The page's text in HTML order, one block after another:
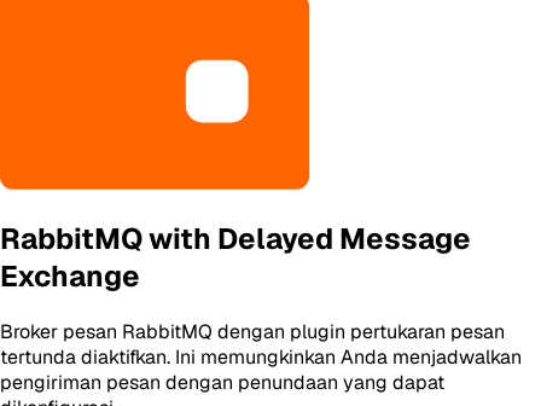
RabbitMQ with Delayed Message
Exchange
Broker pesan RabbitMQ dengan plugin pertukaran pesan
tertunda diaktifkan. Ini memungkinkan Anda menjadwalkan
pengiriman pesan dengan penundaan yang dapat